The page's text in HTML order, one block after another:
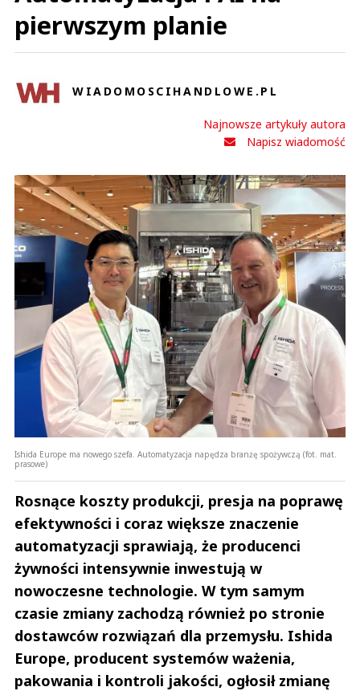
pierwszym planie
WIADOMOSCIHANDLOWE.PL
Najnowsze artykuły autora
Napisz wiadomość
Ishida Europe ma nowego szefa. Automatyzacja napędza branżę spożywczą (fot. mat.
prasowe)
Rosnące koszty produkcji, presja na poprawę
efektywności i coraz większe znaczenie
automatyzacji sprawiają, że producenci
żywności intensywnie inwestują w
nowoczesne technologie. W tym samym
czasie zmiany zachodzą również po stronie
dostawców rozwiązań dla przemysłu. Ishida
Europe, producent systemów ważenia,
pakowania i kontroli jakości, ogłosił zmianę